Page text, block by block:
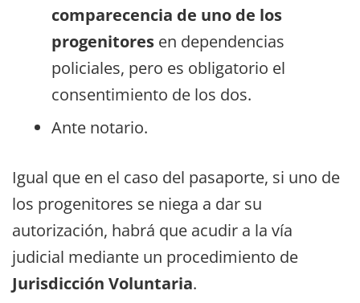
comparecencia de uno de los
progenitores en dependencias
policiales, pero es obligatorio el
consentimiento de los dos.
Ante notario.
Igual que en el caso del pasaporte, si uno de
los progenitores se niega a dar su
autorización, habrá que acudir a la vía
judicial mediante un procedimiento de
Jurisdicción Voluntaria.